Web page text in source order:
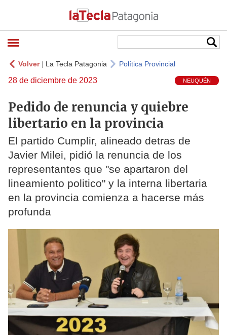
Volver| La Tecla Patagonia Política Provincial
28 de diciembre de 2023 NEUQUÉN
Pedido de renuncia y quiebre
libertario en la provincia
El partido Cumplir, alineado detras de
Javier Milei, pidió la renuncia de los
representantes que "se apartaron del
lineamiento politico" y la interna libertaria
en la provincia comienza a hacerse más
profunda